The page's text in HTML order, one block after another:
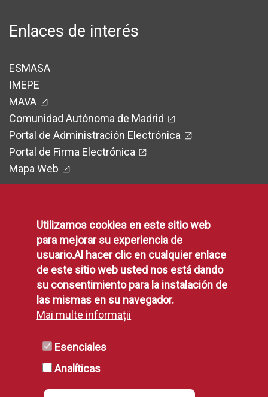
Enlaces de interés
ESMASA
IMEPE
MAVA
Comunidad Autónoma de Madrid
Portal de Administración Electrónica
Portal de Firma Electrónica
Mapa Web
Legal
Protección de Datos
Política de Privacidad
Aviso Legal
Disponibilidad
Política de Cookies
Utilizamos cookies en este sitio web
para mejorar su experiencia de
usuario.Al hacer clic en cualquier enlace
de este sitio web usted nos está dando
su consentimiento para la instalación de
las mismas en su navegador.
Mai multe informații
Esenciales
Analíticas